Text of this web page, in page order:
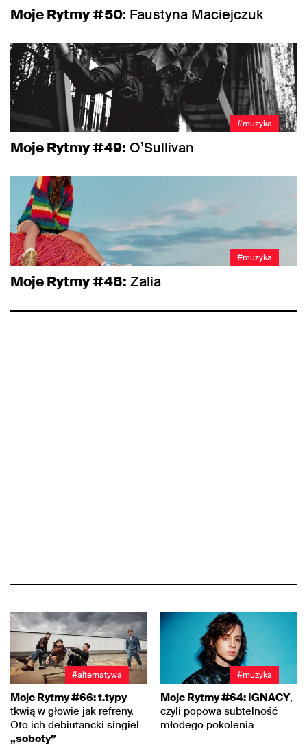
Moje Rytmy #50: Faustyna Maciejczuk
#muzyka
Moje Rytmy #49: O’Sullivan
#muzyka
Moje Rytmy #48: Zalia
#alternatywa
Moje Rytmy #66: t.typy
tkwią w głowie jak refreny.
Oto ich debiutancki singiel
„soboty”
#muzyka
Moje Rytmy #64: IGNACY,
czyli popowa subtelność
młodego pokolenia